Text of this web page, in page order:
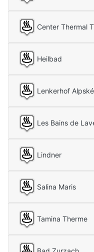
Center Thermal
Heilbad
Lenkerhof
Les Bains de
Lindner
Salina Maris
Tamina Therme